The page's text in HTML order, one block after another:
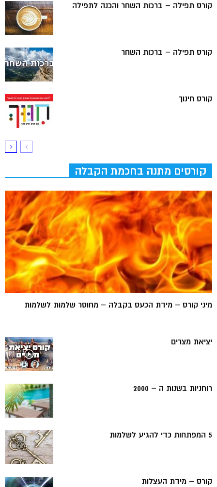
קורס תפילה – ברכות השחר והכנה לתפילה
קורס תפילה – ברכות השחר
קורס חינוך
קורסים מתנה בחכמת הקבלה
מיני קורס – מידת הכעס בקבלה – מחוסר שלמות לשלמות
יציאת מצרים
רוחניות בשנות ה – 2000
5 המפתחות כדי להגיע לשלמות
קורס – מידת העצלות